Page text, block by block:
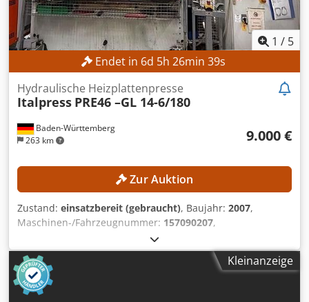
1 / 5
Endet in 6d 5h 26min 37s
Baden-Württemberg
263 km
Hydraulische Heizplattenpresse
Italpress PRE46 –GL 14-6/180
9.000 €
Zur Auktion
Zustand: einsatzbereit (gebraucht), Baujahr: 2007,
Maschinen-/Fahrzeugnummer: 157090207,
voll funktionsfähig
Hub:325 mm, Kein Mindestpreis - garantierter Verkauf
zum höchsten Gebot! TECHNISCHE DETAILS Presskraft: 180
t Max. Hydraulikdruck: 600 bar Zylinderhub: 325 mm
Öffnung: 325 mm Cedpfx Aajznmb Ie Ujha MASCHINEN-
Kleinanzeige